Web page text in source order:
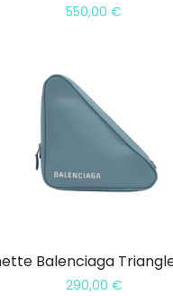
550,00 €
Balenciaga
290,00 €